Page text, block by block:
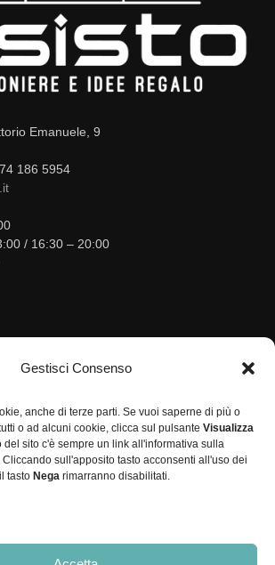
Gestisci Consenso
anche di terze parti. Se vuoi saperne di più o
o ad alcuni cookie, clicca sul pulsante Visualizza
del sito c'è sempre un link all'informativa sulla
. Cliccando sull'apposito tasto acconsenti all'uso dei
tasto Nega rimarranno disabilitati.
Emanuele, 9
186 5954
/ 16:30 – 20:00